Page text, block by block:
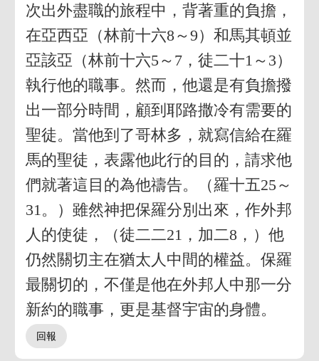
次出外盡職的旅程中，背著重的負擔，
在亞西亞（林前十六8～9）和馬其頓並
亞該亞（林前十六5～7，徒二十1～3）
執行他的職事。然而，他還是有負擔撥
出一部分時間，顧到耶路撒冷有需要的
聖徒。當他到了哥林多，就寫信給在羅
馬的聖徒，表露他此行的目的，請求他
們就著這目的為他禱告。（羅十五25～
31。）雖然神把保羅分別出來，作外邦
人的使徒，（徒二二21，加二8，）他
仍然關切主在猶太人中間的權益。保羅
最關切的，不僅是他在外邦人中那一分
新約的職事，更是基督宇宙的身體。